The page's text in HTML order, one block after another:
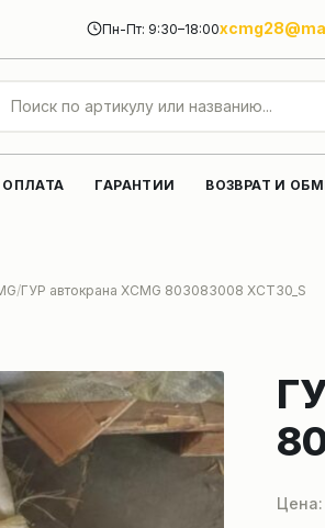
Пн-Пт: 9:30–18:00
ГАРАНТИИ ВОЗВРАТ И
ГУР автокрана XCMG 803083008 XCT30_S